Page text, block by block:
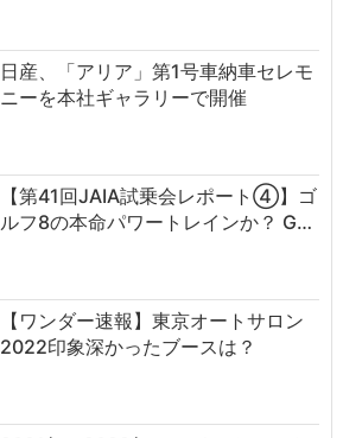
日産、「アリア」第1号車納車セレモ
ニーを本社ギャラリーで開催
【第41回JAIA試乗会レポート④】ゴ
ルフ8の本命パワートレインか？ G…
【ワンダー速報】東京オートサロン
2022印象深かったブースは？